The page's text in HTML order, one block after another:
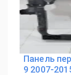
Панель
9 2007-